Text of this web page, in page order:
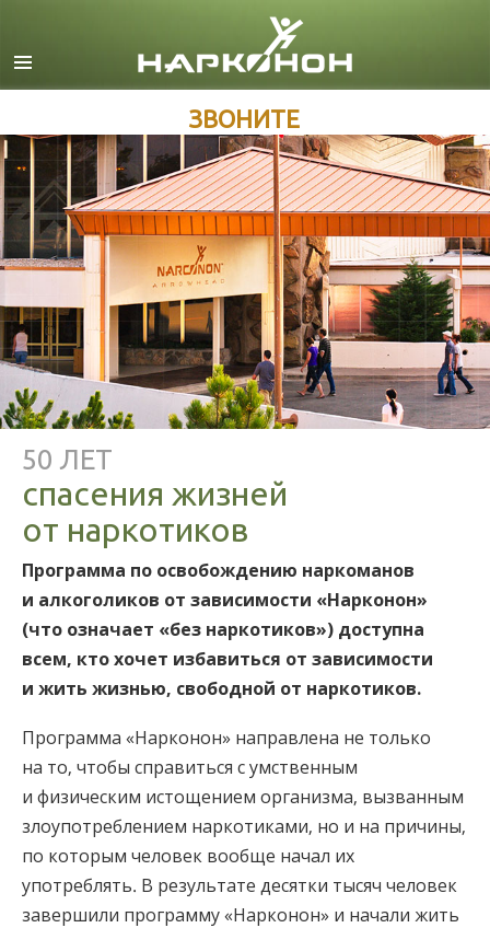
Датский
Греческий
Испанский
Французский
Иврит
Венгерский
Итальянский
Японский
Македонский
Русский
Шведский
Китайский
Арабский
Непальский
Украинский
Хорватский
Турецкий
Все регионы/языки
ЗВОНИТЕ
50 ЛЕТ
спасения жизней
от наркотиков
Программа по освобождению наркоманов
и алкоголиков от зависимости «Нарконон»
(что означает «без наркотиков») доступна
всем, кто хочет избавиться от зависимости
и жить жизнью, свободной от наркотиков.
Программа «Нарконон» направлена не только
на то, чтобы справиться с умственным
и физическим истощением организма, вызванным
злоупотреблением наркотиками, но и на причины,
по которым человек вообще начал их
употреблять. В результате десятки тысяч человек
завершили программу «Нарконон» и начали жить